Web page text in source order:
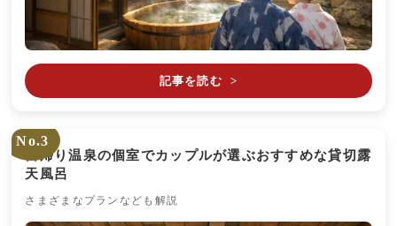
記事を読む >
No.3
日帰り温泉の個室でカップルが選ぶおすすめな貸切露
天風呂
さまざまなプランなども解説